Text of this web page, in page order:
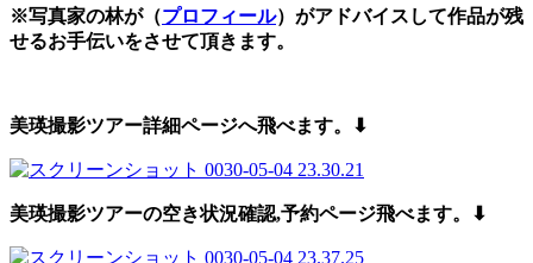
※写真家の林が（プロフィール）がアドバイスして作品が残
せるお手伝いをさせて頂きます。
美瑛撮影ツアー詳細ページへ飛べます。⬇︎
美瑛撮影ツアーの空き状況確認,予約ページ飛べます。⬇︎